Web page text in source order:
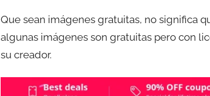
r
e
o
Que sean imágenes gratuitas, no significa
algunas imágenes son gratuitas pero con
su creador.